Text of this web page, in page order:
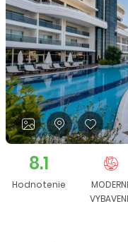
8.1
Hodnotenie